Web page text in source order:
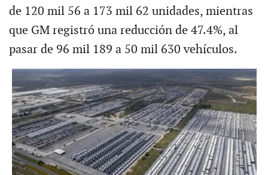
de 120 mil 56 a 173 mil 62 unidades, mientras
que GM registró una reducción de 47.4%, al
pasar de 96 mil 189 a 50 mil 630 vehículos.